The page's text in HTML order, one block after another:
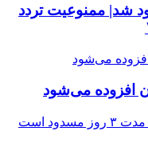
شد| ممنوعیت تردد